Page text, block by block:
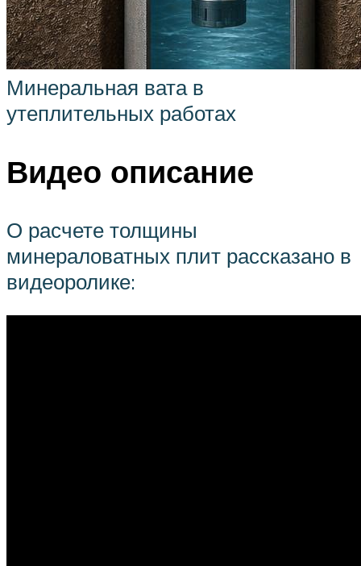
Минеральная вата в
утеплительных работах
Видео описание
О расчете толщины
минераловатных плит рассказано в
видеоролике: